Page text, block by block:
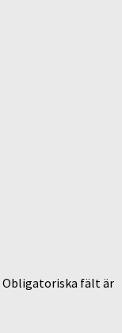
Obligatoriska fält är